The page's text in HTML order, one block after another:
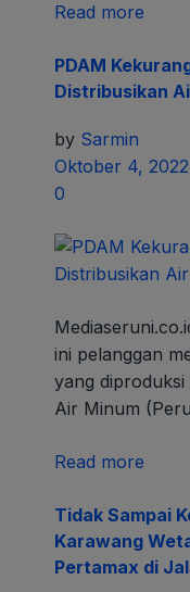
Read more
PDAM
Distribusikan
by Sarmin
Oktober 4, 2022
0
ini pelanggan
yang
Air Minum
Read more
Tidak Sampai
Karawang
Pertamax di